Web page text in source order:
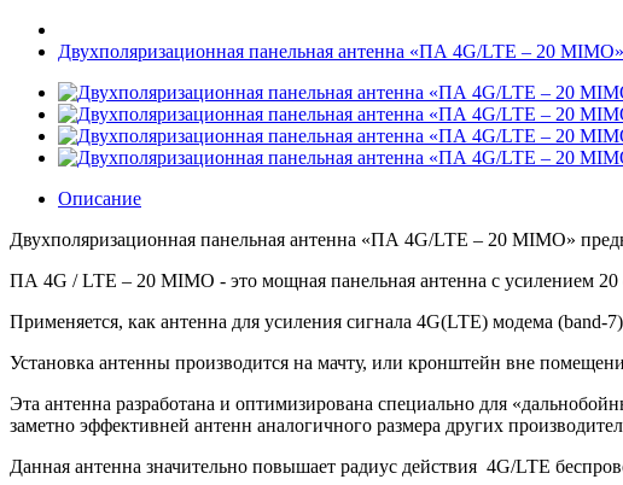
Двухполяризационная панельная антенна «ПА 4G/LTE – 20 MIMO»
Описание
Двухполяризационная панельная антенна «ПА 4G/LTE – 20 MIMO»
ПА 4G / LTE – 20 MIMO - это мощная панельная антенна с усилением
Применяется, как антенна для усиления сигнала 4G(LTE) модема (band-
Установка антенны производится на мачту, или кронштейн вне
Эта антенна разработана и оптимизирована специально для
заметно эффективней антенн аналогичного размера других
Данная антенна значительно повышает радиус действия 4G/LTE